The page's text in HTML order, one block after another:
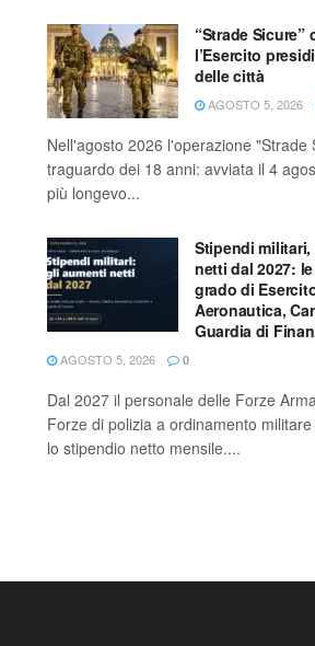
“Strade Sicure”
l’Esercito
delle città
AGOSTO 5, 2026
Nell'agosto 2026 l'operazione "Strade
traguardo dei 18 anni: avviata il 4
più longevo...
Stipendi
netti dal 2027:
grado di
Aeronautica,
Guardia di
AGOSTO 5, 2026 0
Dal 2027 il personale delle Forze
Forze di polizia a ordinamento
lo stipendio netto mensile....